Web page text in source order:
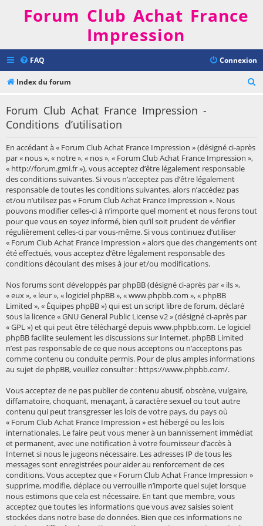
Forum Club Achat France
Impression
FAQ Connexion
Index du forum
Forum Club Achat France Impression -
Conditions d’utilisation
En accédant à « Forum Club Achat France Impression » (désigné ci-après
par « nous », « notre », « nos », « Forum Club Achat France Impression »,
« http://forum.gmi.fr »), vous acceptez d’être légalement responsable
des conditions suivantes. Si vous n’acceptez pas d’être légalement
responsable de toutes les conditions suivantes, alors n’accédez pas
et/ou n’utilisez pas « Forum Club Achat France Impression ». Nous
pouvons modifier celles-ci à n’importe quel moment et nous ferons tout
pour que vous en soyez informé, bien qu’il soit prudent de vérifier
régulièrement celles-ci par vous-même. Si vous continuez d’utiliser
« Forum Club Achat France Impression » alors que des changements ont
été effectués, vous acceptez d’être légalement responsable des
conditions découlant des mises à jour et/ou modifications.
Nos forums sont développés par phpBB (désigné ci-après par « ils »,
« eux », « leur », « logiciel phpBB », « www.phpbb.com », « phpBB
Limited », « Équipes phpBB ») qui est un script libre de forum, déclaré
sous la licence «GNU General Public License v2» (désigné ci-après par
« GPL ») et qui peut être téléchargé depuiswww.phpbb.com. Le logiciel
phpBB facilite seulement les discussions sur Internet. phpBB Limited
n’est pas responsable de ce que nous acceptons ou n’acceptons pas
comme contenu ou conduite permis. Pour de plus amples informations
au sujet de phpBB, veuillez consulter : https://www.phpbb.com/.
Vous acceptez de ne pas publier de contenu abusif, obscène, vulgaire,
diffamatoire, choquant, menaçant, à caractère sexuel ou tout autre
contenu qui peut transgresser les lois de votre pays, du pays où
« Forum Club Achat France Impression » est hébergé ou les lois
internationales. Le faire peut vous mener à un bannissement immédiat
et permanent, avec une notification à votre fournisseur d’accès à
Internet si nous le jugeons nécessaire. Les adresses IP de tous les
messages sont enregistrées pour aider au renforcement de ces
conditions. Vous acceptez que « Forum Club Achat France Impression »
supprime, modifie, déplace ou verrouille n’importe quel sujet lorsque
nous estimons que cela est nécessaire. En tant que membre, vous
acceptez que toutes les informations que vous avez saisies soient
stockées dans notre base de données. Bien que ces informations ne